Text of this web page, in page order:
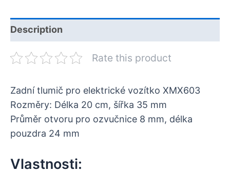
Description
Rate this product
Zadní tlumič pro elektrické vozítko XMX603
Rozměry: Délka 20 cm, šířka 35 mm
Průměr otvoru pro ozvučnice 8 mm, délka
pouzdra 24 mm
Vlastnosti: